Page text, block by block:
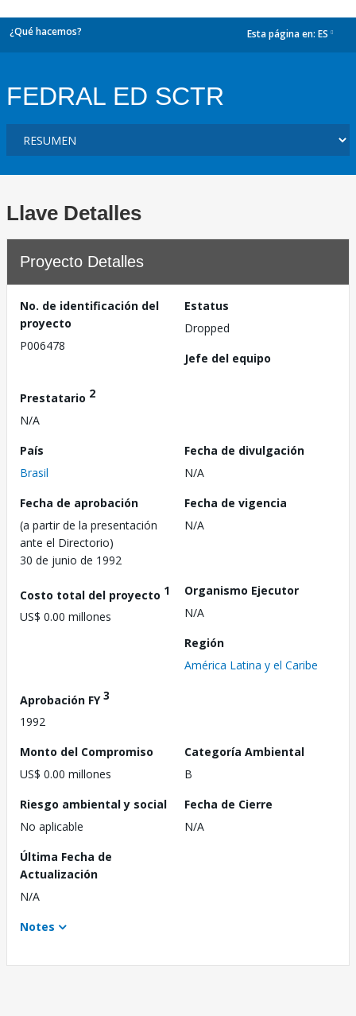
¿Qué hacemos? Esta página en: ES
FEDRAL ED SCTR
Llave Detalles
Proyecto Detalles
No. de identificación del
proyecto
P006478
Estatus
Dropped
Jefe del equipo
Prestatario 2
N/A
País
Brasil
Fecha de divulgación
N/A
Fecha de aprobación
(a partir de la presentación
ante el Directorio)
30 de junio de 1992
Fecha de vigencia
N/A
Costo total del proyecto 1
US$ 0.00 millones
Organismo Ejecutor
N/A
Región
América Latina y el Caribe
Aprobación FY3
1992
Monto del Compromiso
US$ 0.00 millones
Categoría Ambiental
B
Riesgo ambiental y social
No aplicable
Fecha de Cierre
N/A
Última Fecha de
Actualización
N/A
Notes